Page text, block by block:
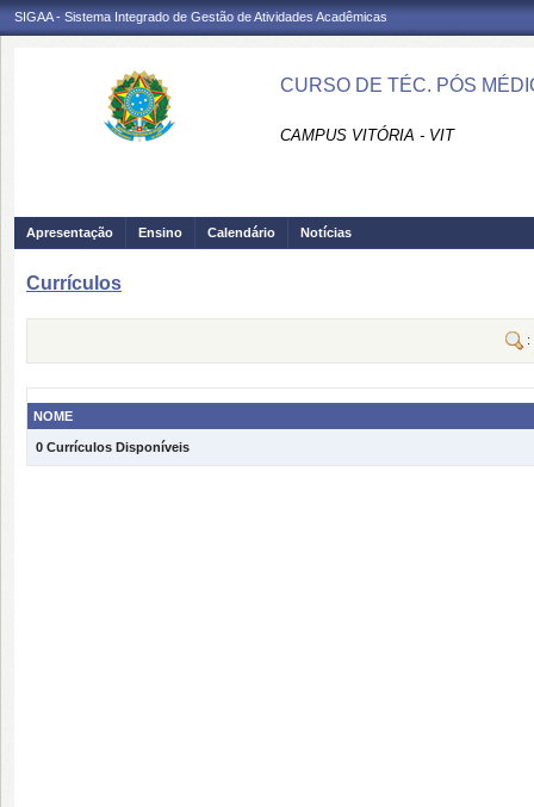
SIGAA - Sistema Integrado de Gestão de Atividades Acadêmicas
CURSO DE TÉC. PÓS
CAMPUS VITÓRIA - VIT
Apresentação Ensino Calendário Notícias
Currículos
:
NOME
0 Currículos Disponíveis